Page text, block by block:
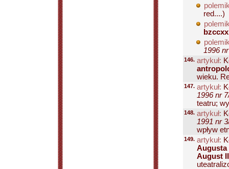
red....)
1996
146. artykuł:
wieku.
147. artykuł:
1996 nr
teatru;
148. artykuł:
1991 nr
wpływ
149. artykuł:
Augusta
August